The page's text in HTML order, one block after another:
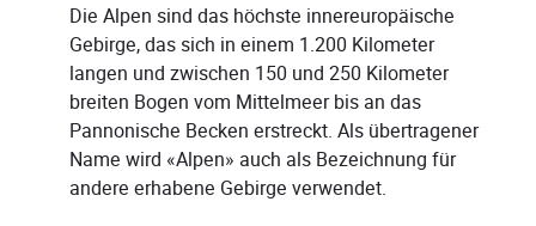
Die Alpen sind das höchste innereuropäische
Gebirge, das sich in einem 1.200 Kilometer
langen und zwischen 150 und 250 Kilometer
breiten Bogen vom Mittelmeer bis an das
Pannonische Becken erstreckt. Als übertragener
Name wird «Alpen» auch als Bezeichnung für
andere erhabene Gebirge verwendet.